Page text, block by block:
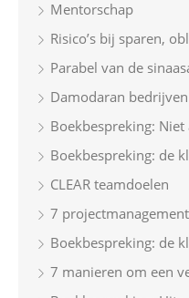
Mentorschap
Risico’s bij sparen,
Parabel van de
Damodaran
Boekbespreking:
Boekbespreking: de
CLEAR teamdoelen
7
Boekbespreking: de
7 manieren om een